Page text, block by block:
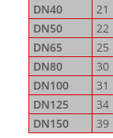
DN40
21
DN50
22
DN65
25
DN80
30
DN100
31
DN125
34
DN150
39